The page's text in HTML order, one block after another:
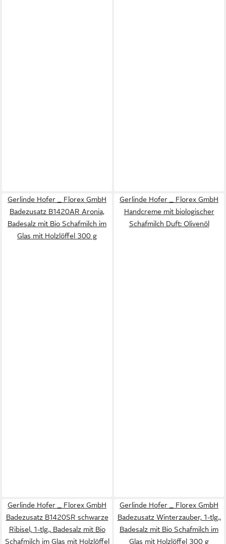
Gerlinde Hofer _ Florex GmbH
Badezusatz B1420AR Aronia,
Badesalz mit Bio Schafmilch im
Glas mit Holzlöffel 300 g
Gerlinde Hofer _ Florex GmbH
Handcreme mit biologischer
Schafmilch Duft: Olivenöl
Gerlinde Hofer _ Florex GmbH
Badezusatz B1420SR schwarze
Ribisel, 1-tlg., Badesalz mit Bio
Schafmilch im Glas mit Holzlöffel
Gerlinde Hofer _ Florex GmbH
Badezusatz Winterzauber, 1-tlg.,
Badesalz mit Bio Schafmilch im
Glas mit Holzlöffel 300 g